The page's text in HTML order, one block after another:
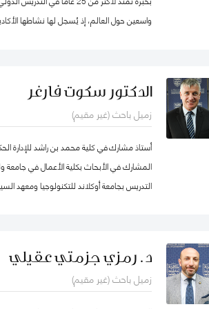
واسعين حول العالم، إذ يُسجل لها نشاطها
الدكتور سكوت فارغر
زميل باحث (غير مقيم)
أستاذ مشارك في كلية محمد بن راشد للإدارة
المشارك في الأبحاث بكلية الأعمال في
التدريس بجامعة أوكلاند للتكنولوجيا ومعهد
د. رمزي جزمتي عقيلي
زميل باحث (غير مقيم)